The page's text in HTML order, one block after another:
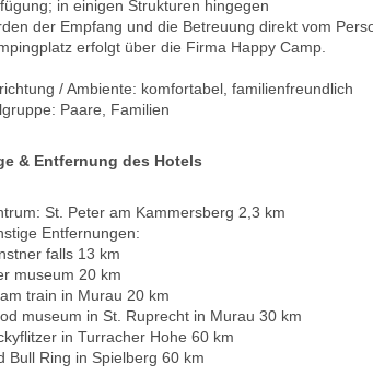
in einigen Strukturen hingegen
der Empfang und die Betreuung direkt vom
erfolgt über die Firma Happy Camp.
/ Ambiente: komfortabel, familienfreundlich
Paare, Familien
& Entfernung des Hotels
St. Peter am Kammersberg 2,3 km
Entfernungen:
falls 13 km
museum 20 km
train in Murau 20 km
museum in St. Ruprecht in Murau 30 km
in Turracher Hohe 60 km
Bull Ring in Spielberg 60 km